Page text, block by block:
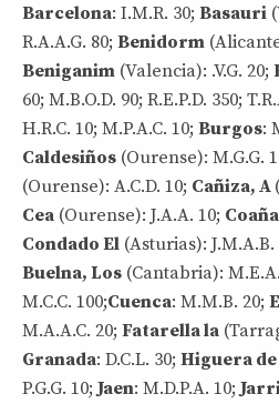
Barcelona: I.M.R. 30; Basauri
R.A.A.G. 80; Benidorm
Beniganim (Valencia): .V.G. 20;
60; M.B.O.D. 90; R.E.P.D. 350;
H.R.C. 10; M.P.A.C. 10; Burgos:
Caldesiños (Ourense): M.G.G.
(Ourense): A.C.D. 10; Cañiza, A
Cea (Ourense): J.A.A. 10; Coaña
Condado El (Asturias): J.M.A.B.
Buelna, Los (Cantabria):
M.C.C. 100;Cuenca: M.M.B. 20;
M.A.A.C. 20; Fatarella la
Granada: D.C.L. 30; Higuera de
P.G.G. 10; Jaen: M.D.P.A. 10;